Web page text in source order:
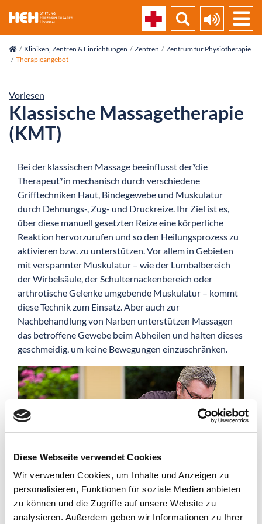
Diese Webseite verwendet Cookies
Wir verwenden Cookies, um Inhalte und Anzeigen zu
personalisieren, Funktionen für soziale Medien anbieten
zu können und die Zugriffe auf unsere Website zu
analysieren. Außerdem geben wir Informationen zu Ihrer
Kliniken, Zentren & Einrichtungen Zentren
Zentrum für Physiotherapie
Therapieangebot
Vorlesen
Klassische Massagetherapie
(KMT)
Bei der klassischen Massage beeinflusst der*die
Therapeut*in mechanisch durch verschiedene
Grifftechniken Haut, Bindegewebe und Muskulatur
durch Dehnungs-, Zug- und Druckreize. Ihr Ziel ist es,
über diese manuell gesetzten Reize eine körperliche
Reaktion hervorzurufen und so den Heilungsprozess zu
aktivieren bzw. zu unterstützen. Vor allem in Gebieten
mit verspannter Muskulatur – wie der Lumbalbereich
der Wirbelsäule, der Schulternackenbereich oder
arthrotische Gelenke umgebende Muskulatur – kommt
diese Technik zum Einsatz. Aber auch zur
Nachbehandlung von Narben unterstützen Massagen
das betroffene Gewebe beim Abheilen und halten dieses
geschmeidig, um keine Bewegungen einzuschränken.